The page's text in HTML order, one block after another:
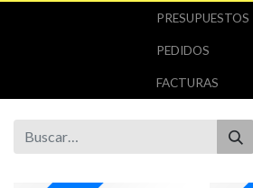
PRESUPUESTOS
PEDIDOS
FACTURAS